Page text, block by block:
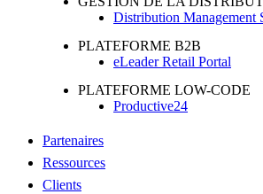
Distribution Management
PLATEFORME B2B
eLeader Retail Portal
PLATEFORME LOW-CODE
Productive24
Partenaires
Ressources
Clients